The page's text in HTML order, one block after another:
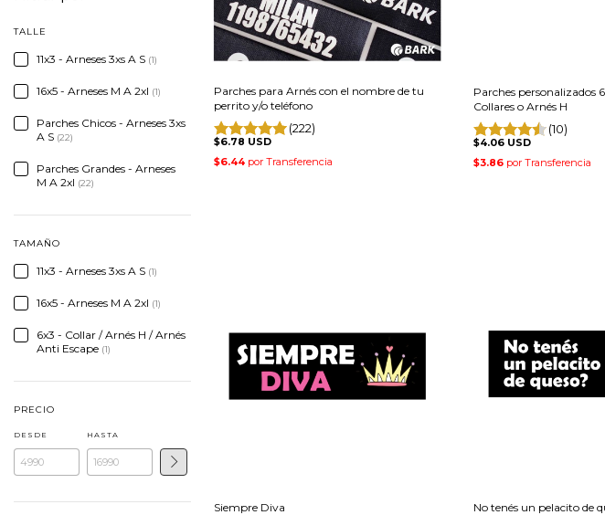
TALLE
11x3 - Arneses 3xs A S (1)
16x5 - Arneses M A 2xl (1)
Parches Chicos - Arneses 3xs
A S (22)
Parches Grandes - Arneses
M A 2xl (22)
TAMAÑO
11x3 - Arneses 3xs A S (1)
16x5 - Arneses M A 2xl (1)
6x3 - Collar / Arnés H / Arnés
Anti Escape (1)
PRECIO
DESDE HASTA
Parches para Arnés con el nombre de tu
perrito y/o teléfono
(222)
$6.78 USD
Parches personalizados
Collares o Arnés H
(10)
$4.06 USD
Siempre Diva No tenés un pelacito de